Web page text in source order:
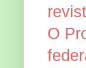
O